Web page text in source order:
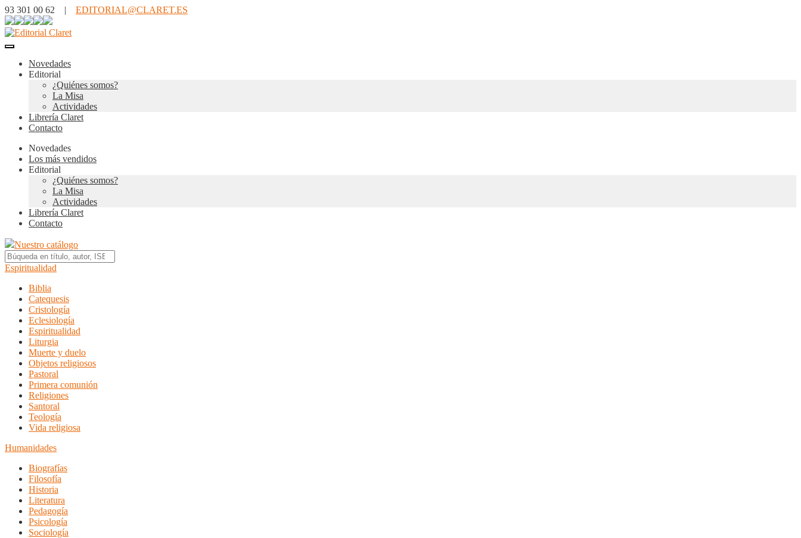
93 301 00 62 | EDITORIAL@CLARET.ES
Novedades
Editorial
¿Quiénes somos?
La Misa
Actividades
Librería Claret
Contacto
Novedades
Los más vendidos
Editorial
¿Quiénes somos?
La Misa
Actividades
Librería Claret
Contacto
Nuestro catálogo
Espiritualidad
Biblia
Catequesis
Cristología
Eclesiología
Espiritualidad
Liturgia
Muerte y duelo
Objetos religiosos
Pastoral
Primera comunión
Religiones
Santoral
Teología
Vida religiosa
Humanidades
Biografías
Filosofía
Historia
Literatura
Pedagogía
Psicología
Sociología